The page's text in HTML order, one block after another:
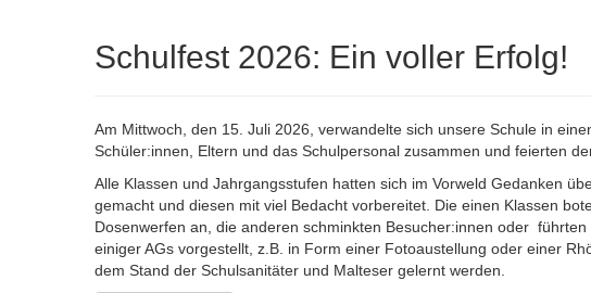
Schulfest 2026: Ein voller Erfolg!
Am Mittwoch, den 15. Juli 2026, verwandelte sich unsere Schule in
Schüler:innen, Eltern und das Schulpersonal zusammen und feierten
Alle Klassen und Jahrgangsstufen hatten sich im Vorweld Gedanken
gemacht und diesen mit viel Bedacht vorbereitet. Die einen Klassen
Dosenwerfen an, die anderen schminkten Besucher:innen oder
einiger AGs vorgestellt, z.B. in Form einer Fotoaustellung oder einer
dem Stand der Schulsanitäter und Malteser gelernt werden.